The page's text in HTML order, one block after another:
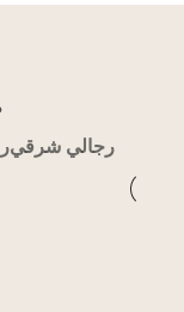
رجالي شرقي